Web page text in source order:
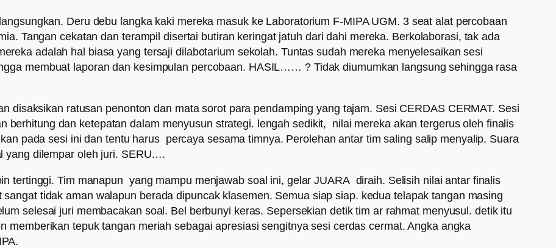
Deru debu langka kaki mereka masuk ke Laboratorium F-MIPA UGM. 3 seat alat percobaan
Tangan cekatan dan terampil disertai butiran keringat jatuh dari dahi mereka. Berkolaborasi, tak ada
adalah hal biasa yang tersaji dilabotarium sekolah. Tuntas sudah mereka menyelesaikan sesi
membuat laporan dan kesimpulan percobaan. HASIL…… ? Tidak diumumkan langsung sehingga rasa
disaksikan ratusan penonton dan mata sorot para pendamping yang tajam. Sesi CERDAS CERMAT. Sesi
berhitung dan ketepatan dalam menyusun strategi. lengah sedikit, nilai mereka akan tergerus oleh finalis
pada sesi ini dan tentu harus percaya sesama timnya. Perolehan antar tim saling salip menyalip. Suara
yang dilempar oleh juri. SERU….
tertinggi. Tim manapun yang mampu menjawab soal ini, gelar JUARA diraih. Selisih nilai antar finalis
tidak aman walapun berada dipuncak klasemen. Semua siap siap. kedua telapak tangan masing
selesai juri membacakan soal. Bel berbunyi keras. Sepersekian detik tim ar rahmat menyusul. detik itu
memberikan tepuk tangan meriah sebagai apresiasi sengitnya sesi cerdas cermat. Angka angka